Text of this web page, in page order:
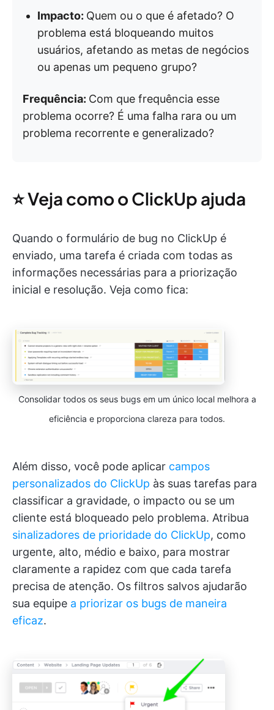
Impacto: Quem ou o que é afetado? O
problema está bloqueando muitos
usuários, afetando as metas de negócios
ou apenas um pequeno grupo?
Frequência: Com que frequência esse
problema ocorre? É uma falha rara ou um
problema recorrente e generalizado?
⭐️ Veja como o ClickUp ajuda
Quando o formulário de bug no ClickUp é
enviado, uma tarefa é criada com todas as
informações necessárias para a priorização
inicial e resolução. Veja como fica:
Consolidar todos os seus bugs em um único local melhora a
eficiência e proporciona clareza para todos.
Além disso, você pode aplicar campos
personalizados do ClickUp às suas tarefas para
classificar a gravidade, o impacto ou se um
cliente está bloqueado pelo problema. Atribua
sinalizadores de prioridade do ClickUp, como
urgente, alto, médio e baixo, para mostrar
claramente a rapidez com que cada tarefa
precisa de atenção. Os filtros salvos ajudarão
sua equipe a priorizar os bugs de maneira
eficaz.